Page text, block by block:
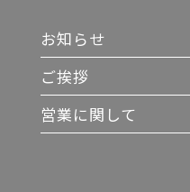
お知らせ
ご挨拶
営業に関して